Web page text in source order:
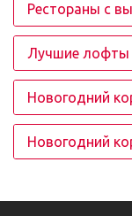
Рестораны с
Лучшие лофты
Новогодний
Новогодний